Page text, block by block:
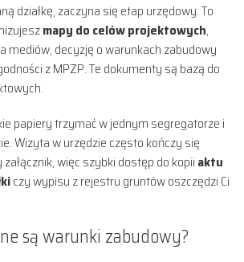
działkę, zaczyna się etap urzędowy. To
mapy do celów projektowych,
mediów, decyzję o warunkach zabudowy
z MPZP. Te dokumenty są bazą do
papiery trzymać w jednym segregatorze i
Wizyta w urzędzie często kończy się
więc szybki dostęp do kopii aktu
czy wypisu z rejestru gruntów oszczędzi Ci
są warunki zabudowy?